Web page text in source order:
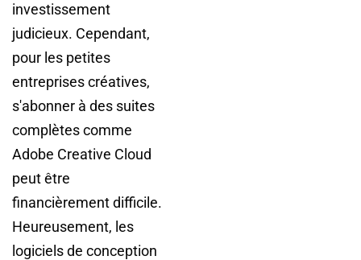
investissement
judicieux. Cependant,
pour les petites
entreprises créatives,
s'abonner à des suites
complètes comme
Adobe Creative Cloud
peut être
financièrement difficile.
Heureusement, les
logiciels de conception